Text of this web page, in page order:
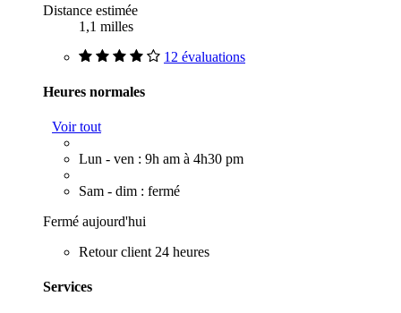
Distance estimée
1,1 milles
12 évaluations
Heures normales
Voir tout
Lun - ven : 9h am à 4h30 pm
Sam - dim : fermé
Fermé aujourd'hui
Retour client 24 heures
Services